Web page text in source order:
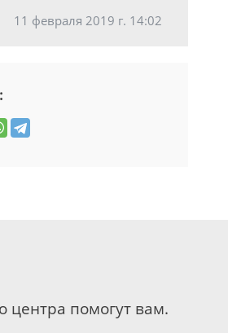
11 февраля 2019 г. 14:02
центра помогут вам.